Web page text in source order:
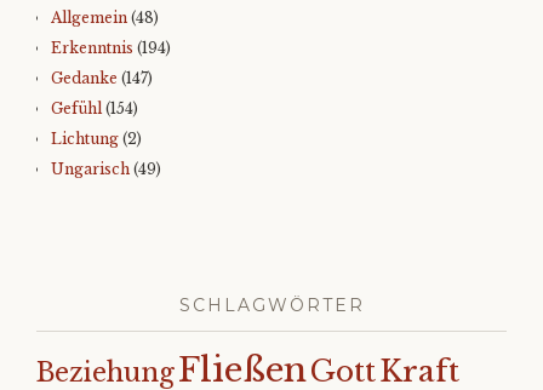
Allgemein (48)
Erkenntnis (194)
Gedanke (147)
Gefühl(154)
Lichtung (2)
Ungarisch (49)
SCHLAGWÖRTER
BeziehungFließenGottKraft